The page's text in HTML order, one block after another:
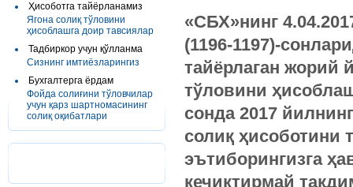
Ҳисоботга тайёрланамиз
Ягона солиқ тўловини
ҳисоблашга доир тавсиялар
Тадбиркор учун қўлланма
Сизнинг имтиёзларингиз
Бухгалтерга ёрдам
Фойда солиғини тўловчилар
учун қарз шартномасининг
солиқ оқибатлари
«СБХ»нинг
(1196-1197)-
тайёрлаган жорий
тўловини
сонда2017 йилнинг
солиқ ҳисоботини
эътиборингизга
кечиктирмай